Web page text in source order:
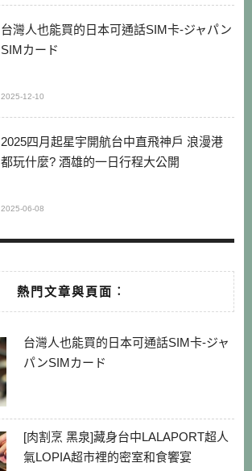
台灣人也能買的日本可通話SIM卡-ジャパン
SIMカード
2025-12-10
2025四月起星宇開航台中直飛神戶 浪漫港
都玩什麼? 酒雄的一日行程大公開
2025-06-08
熱門文章與頁面︰
台灣人也能買的日本可通話SIM卡-ジャ
パンSIMカード
[肉割烹 黑泉]藏身台中LALAPORT超人
氣LOPIA超市裡的密室和食饗宴